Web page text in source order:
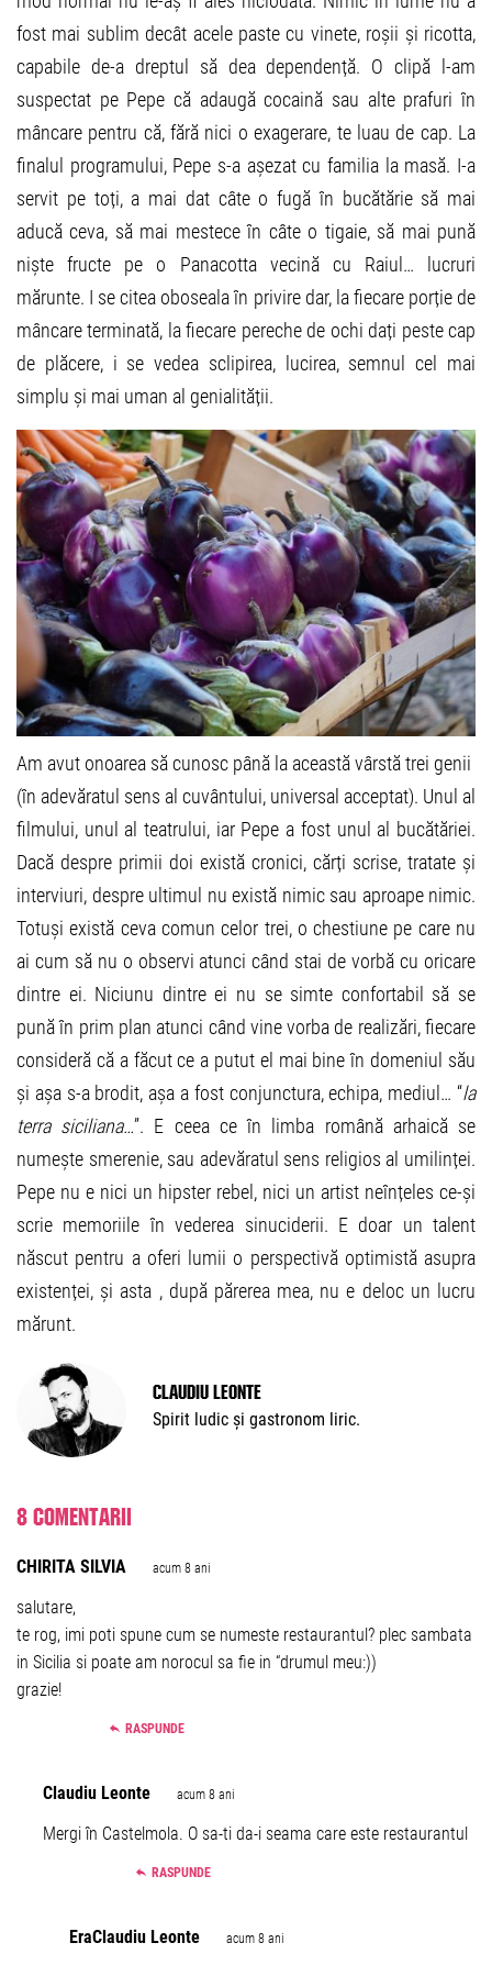
fost mai sublim decât acele paste cu vinete, roșii și ricotta,
capabile de-a dreptul să dea dependență. O clipă l-am
suspectat pe Pepe că adaugă cocaină sau alte prafuri în
mâncare pentru că, fără nici o exagerare, te luau de cap. La
finalul programului, Pepe s-a așezat cu familia la masă. I-a
servit pe toți, a mai dat câte o fugă în bucătărie să mai
aducă ceva, să mai mestece în câte o tigaie, să mai pună
niște fructe pe o Panacotta vecină cu Raiul… lucruri
mărunte. I se citea oboseala în privire dar, la fiecare porție de
mâncare terminată, la fiecare pereche de ochi dați peste cap
de plăcere, i se vedea sclipirea, lucirea, semnul cel mai
simplu și mai uman al genialității.
Am avut onoarea să cunosc până la această vârstă trei genii
(în adevăratul sens al cuvântului, universal acceptat). Unul al
filmului, unul al teatrului, iar Pepe a fost unul al bucătăriei.
Dacă despre primii doi există cronici, cărți scrise, tratate și
interviuri, despre ultimul nu există nimic sau aproape nimic.
Totuși există ceva comun celor trei, o chestiune pe care nu
ai cum să nu o observi atunci când stai de vorbă cu oricare
dintre ei. Niciunu dintre ei nu se simte confortabil să se
pună în prim plan atunci când vine vorba de realizări, fiecare
consideră că a făcut ce a putut el mai bine în domeniul său
și așa s-a brodit, așa a fost conjunctura, echipa, mediul… “la
terra siciliana…”. E ceea ce în limba română arhaică se
numește smerenie, sau adevăratul sens religios al umilinței.
Pepe nu e nici un hipster rebel, nici un artist neînțeles ce-și
scrie memoriile în vederea sinuciderii. E doar un talent
născut pentru a oferi lumii o perspectivă optimistă asupra
existenței, și asta , după părerea mea, nu e deloc un lucru
mărunt.
Claudiu Leonte
Spirit ludic și gastronom liric.
8 comentarii
CHIRITA SILVIA acum 8 ani
salutare,
te rog, imi poti spune cum se numeste restaurantul? plec sambata
in Sicilia si poate am norocul sa fie in “drumul meu:))
grazie!
RASPUNDE
Claudiu Leonte acum 8 ani
Mergi în Castelmola. O sa-ti da-i seama care este restaurantul
RASPUNDE
EraClaudiu Leonte acum 8 ani